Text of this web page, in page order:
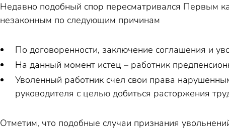
Недавно подобный спор пересматривался Первым
незаконным по следующим причинам
По договоренности, заключение соглашения и
На данный момент истец – работник
Уволенный работник счел свои права
руководителя с целью добиться расторжения
Отметим, что подобные случаи признания